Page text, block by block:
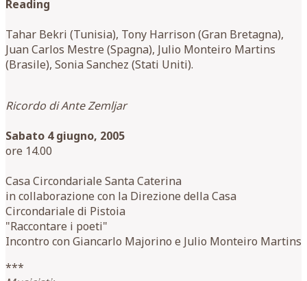
Reading
Tahar Bekri (Tunisia), Tony Harrison (Gran Bretagna),
Juan Carlos Mestre (Spagna), Julio Monteiro Martins
(Brasile), Sonia Sanchez (Stati Uniti).
Ricordo di Ante Zemljar
Sabato 4 giugno, 2005
ore 14.00
Casa Circondariale Santa Caterina
in collaborazione con la Direzione della Casa
Circondariale di Pistoia
"Raccontare i poeti"
Incontro con Giancarlo Majorino e Julio Monteiro Martins
***